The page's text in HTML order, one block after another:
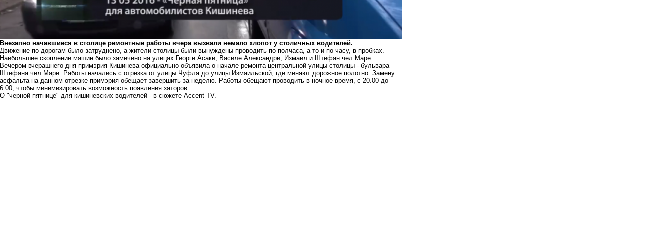
Внезапно начавшиеся в столице ремонтные работы вчера вызвали немало хлопот у столичных водителей.
Движение по дорогам было затруднено, а жители столицы были вынуждены проводить по полчаса, а то и по часу, в пробках.
Наибольшее скопление машин было замечено на улицах Георге Асаки, Василе Александри, Измаил и Штефан чел Маре.
Вечером вчерашнего дня примэрия Кишинева официально объявила о начале ремонта центральной улицы столицы - бульвара
Штефана чел Маре. Работы начались с отрезка от улицы Чуфля до улицы Измаильской, где меняют дорожное полотно. Замену
асфальта на данном отрезке примэрия обещает завершить за неделю. Работы обещают проводить в ночное время, с 20.00 до
6.00, чтобы минимизировать возможность появления заторов.
О "черной пятнице" для кишиневских водителей - в сюжете Accent TV.